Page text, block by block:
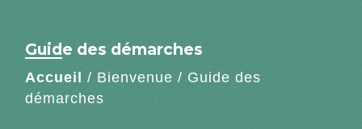
Guide des démarches
Accueil / Bienvenue / Guide des
démarches